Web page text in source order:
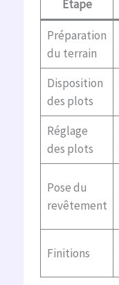
Étape
Préparation
du terrain
Disposition
des plots
Réglage
des plots
Pose du
revêtement
Finitions